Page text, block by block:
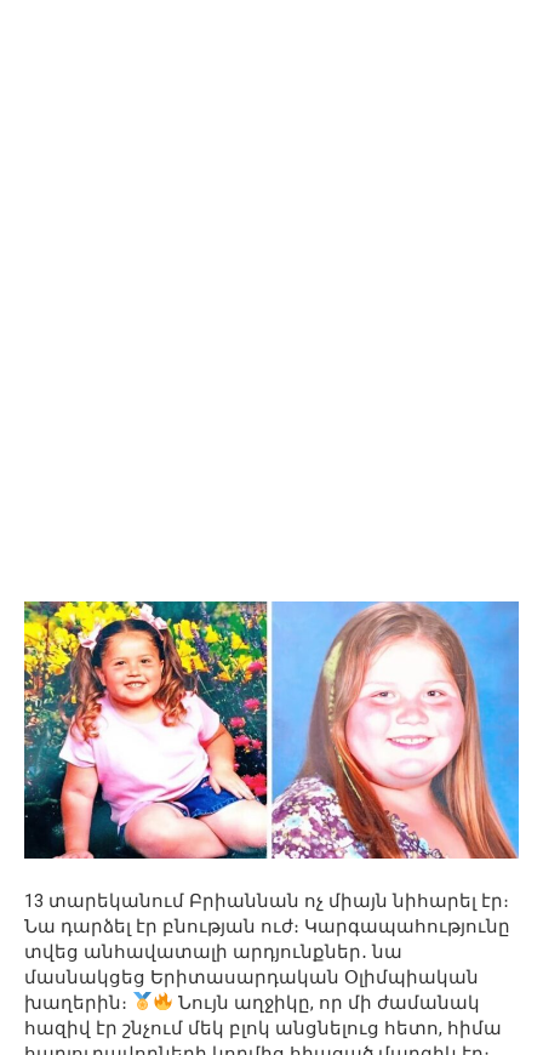
13 տարեկանում Բրիաննան ոչ միայն նիհարել էր։
Նա դարձել էր բնության ուժ։ Կարգապահությունը
տվեց անհավատալի արդյունքներ․ նա
մասնակցեց Երիտասարդական Օլիմպիական
խաղերին։
Նույն աղջիկը, որ մի ժամանակ
հազիվ էր շնչում մեկ բլոկ անցնելուց հետո, հիմա